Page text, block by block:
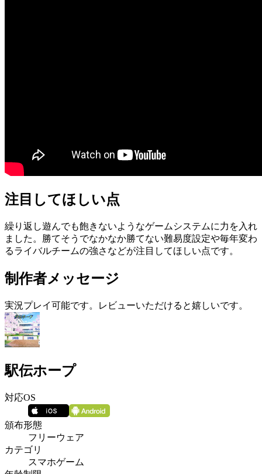
注目してほしい点
繰り返し遊んでも飽きないようなゲームシステムに力を入れ
ました。勝てそうでなかなか勝てない難易度設定や毎年変わ
るライバルチームの強さなどが注目してほしい点です。
制作者メッセージ
実況プレイ可能です。レビューいただけると嬉しいです。
駅伝ホープ
対応OS
頒布形態
フリーウェア
カテゴリ
スマホゲーム